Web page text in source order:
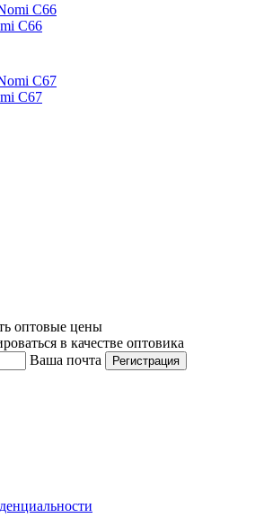
C66
C67
оптовые цены
в качестве оптовика
Ваша почта
Регистрация